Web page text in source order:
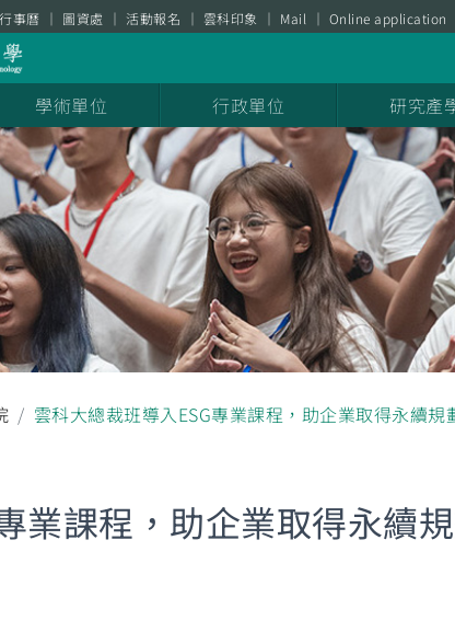
行事曆 圖資處 活動報名 雲科印象 Mail Online application
學術單位 行政單位 研究產
雲科大總裁班導入ESG專業課程，助企業取得永續規
業課程，助企業取得永續